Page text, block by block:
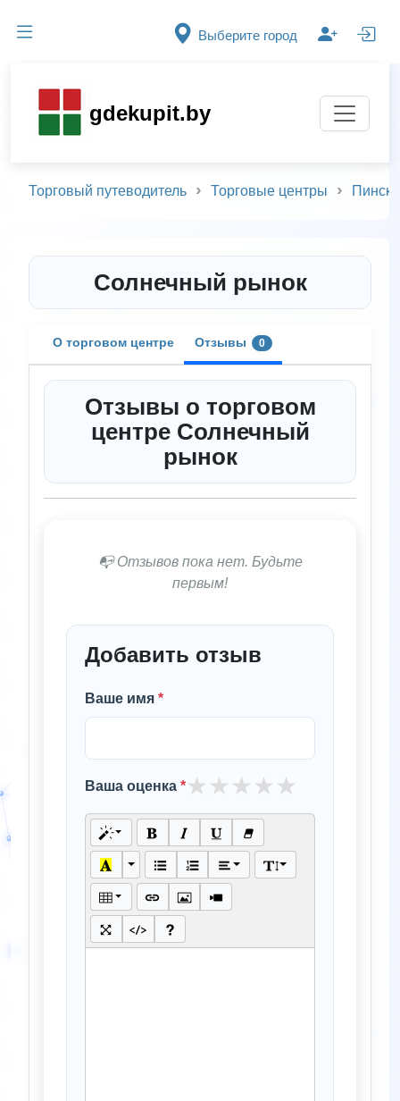
Выберите город
gdekupit.by
Торговый путеводитель Торговые центры Пинск
Солнечный рынок
О торговом центре Отзывы 0
Отзывы о торговом
центре Солнечный
рынок
📭 Отзывов пока нет. Будьте
первым!
Добавить отзыв
Ваше имя *
Ваша оценка *★★★★★